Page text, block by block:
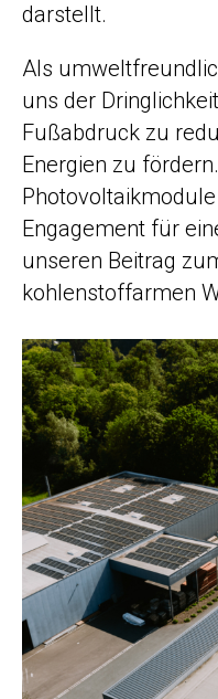
darstellt.
Als
uns der
Fußabdruck zu
Energien zu
Engagement für
unseren Beitrag
kohlenstoffarmen